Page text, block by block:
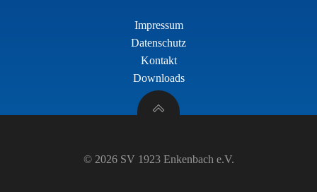
Impressum
Datenschutz
Kontakt
Downloads
© 2026 SV 1923 Enkenbach e.V.